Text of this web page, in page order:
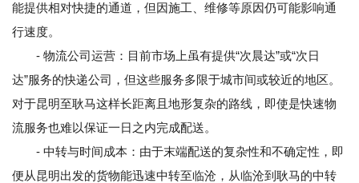
能提供相对快捷的通道，但因施工、维修等原因仍可能影响通
行速度。
- 物流公司运营：目前市场上虽有提供“次晨达”或“次日
达”服务的快递公司，但这些服务多限于城市间或较近的地区。
对于昆明至耿马这样长距离且地形复杂的路线，即使是快速物
流服务也难以保证一日之内完成配送。
- 中转与时间成本：由于末端配送的复杂性和不确定性，即
便从昆明出发的货物能迅速中转至临沧，从临沧到耿马的中转